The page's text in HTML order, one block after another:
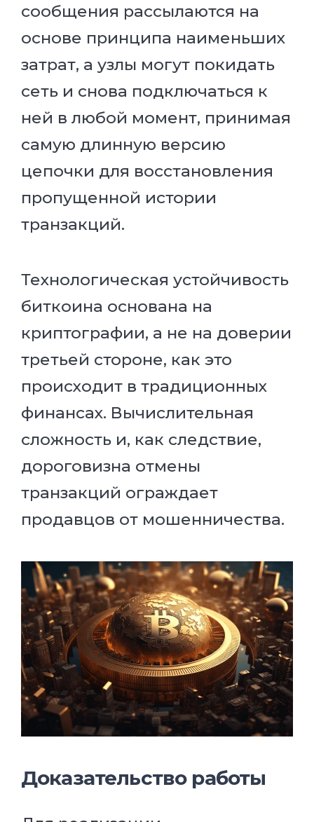
сообщения рассылаются на
основе принципа наименьших
затрат, а узлы могут покидать
сеть и снова подключаться к
ней в любой момент, принимая
самую длинную версию
цепочки для восстановления
пропущенной истории
транзакций.
Технологическая устойчивость
биткоина основана на
криптографии, а не на доверии
третьей стороне, как это
происходит в традиционных
финансах. Вычислительная
сложность и, как следствие,
дороговизна отмены
транзакций ограждает
продавцов от мошенничества.
Доказательство работы